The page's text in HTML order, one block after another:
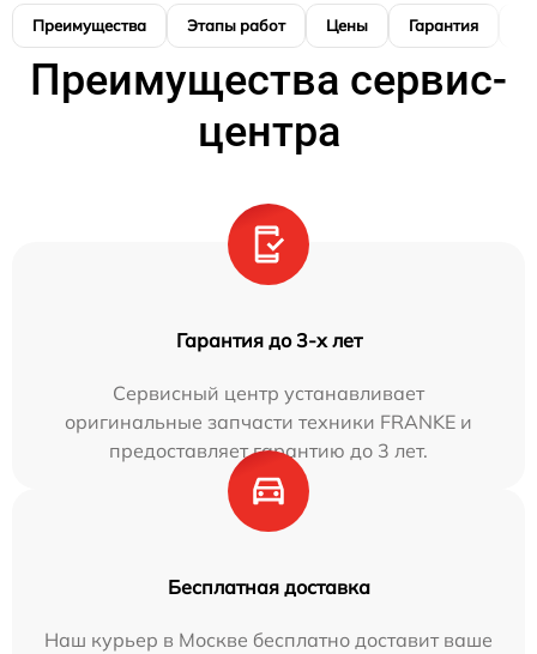
Преимущества Этапы работ Цены Гарантия
Преимущества сервис-
центра
Гарантия до 3-х лет
Сервисный центр устанавливает
оригинальные запчасти техники FRANKE и
предоставляет гарантию до 3 лет.
Бесплатная доставка
Наш курьер в Москве бесплатно доставит ваше